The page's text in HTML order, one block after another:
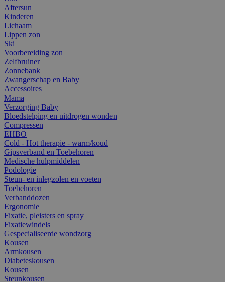
Aftersun
Kinderen
Lichaam
Lippen zon
Ski
Voorbereiding zon
Zelfbruiner
Zonnebank
Zwangerschap en Baby
Accessoires
Mama
Verzorging Baby
Bloedstelping en uitdrogen wonden
Compressen
EHBO
Cold - Hot therapie - warm/koud
Gipsverband en Toebehoren
Medische hulpmiddelen
Podologie
Steun- en inlegzolen en voeten
Toebehoren
Verbanddozen
Ergonomie
Fixatie, pleisters en spray
Fixatiewindels
Gespecialiseerde wondzorg
Kousen
Armkousen
Diabeteskousen
Kousen
Steunkousen